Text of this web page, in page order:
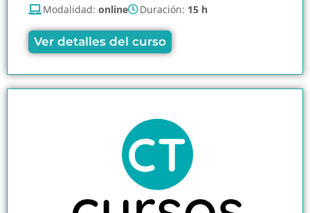
Modalidad: online Duración: 15 h
Ver detalles del curso